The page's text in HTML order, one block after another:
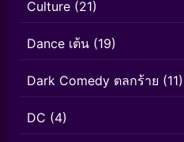
Culture (21)
Dance เต้น (19)
Dark Comedy ตลกร้าย (11)
DC (4)